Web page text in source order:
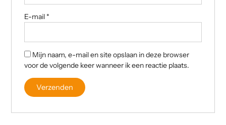
E-mail *
Mijn naam, e-mail en site opslaan in deze browser
voor de volgende keer wanneer ik een reactie plaats.